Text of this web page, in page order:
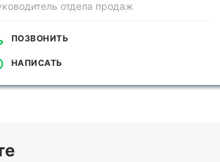
отдела продаж
ПОЗВОНИТЬ
НАПИСАТЬ